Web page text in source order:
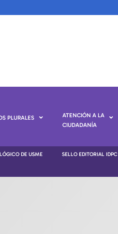
PLURALES
ATENCIÓN A LA
CIUDADANÍA
DE USME SELLO EDITORIAL IDPC